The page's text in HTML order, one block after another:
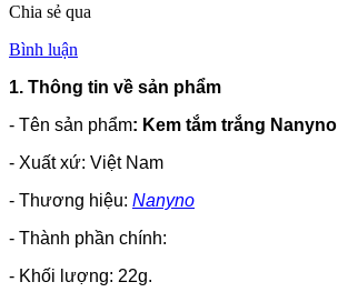
Chia sẻ qua
Bình luận
1. Thông tin về sản phẩm
- Tên sản phẩm: Kem tắm trắng Nanyno
- Xuất xứ: Việt Nam
- Thương hiệu: Nanyno
- Thành phần chính:
- Khối lượng: 22g.